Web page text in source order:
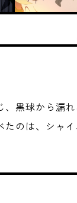
黒球から漏
のは、シャ